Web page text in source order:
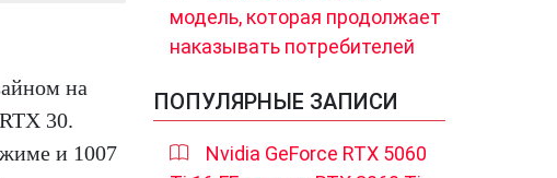
на
30.
и 1007
модель, которая продолжает
наказывать потребителей
ПОПУЛЯРНЫЕ ЗАПИСИ
Nvidia GeForce RTX 5060